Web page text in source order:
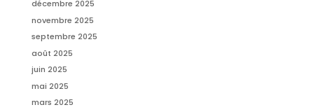
décembre 2025
novembre 2025
septembre 2025
août 2025
juin 2025
mai 2025
mars 2025